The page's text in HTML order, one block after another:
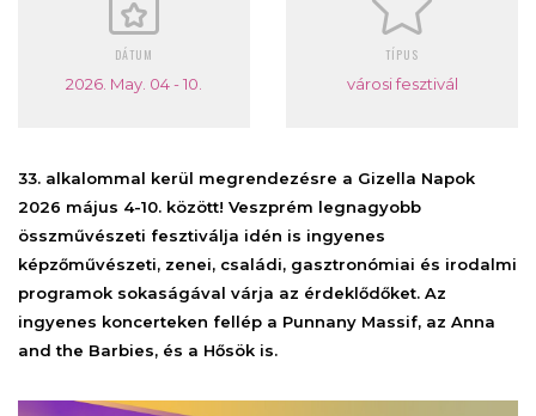
DÁTUM
2026. May. 04 - 10.
TÍPUS
városi fesztivál
33. alkalommal kerül megrendezésre a Gizella Napok
2026 május 4-10. között! Veszprém legnagyobb
összművészeti fesztiválja idén is ingyenes
képzőművészeti, zenei, családi, gasztronómiai és irodalmi
programok sokaságával várja az érdeklődőket. Az
ingyenes koncerteken fellép a Punnany Massif, az Anna
and the Barbies, és a Hősök is.